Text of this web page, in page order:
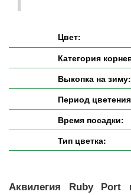
Цвет:
Категория
Выкопка на зиму:
Период
Время посадки:
Тип цветка:
Аквилегия Ruby Port